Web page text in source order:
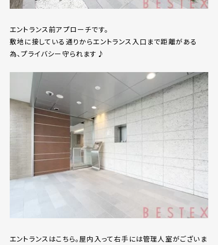
エントランス前アプローチです。
敷地に接している通りからエントランス入口まで距離がある
為、プライバシー守られます♪
エントランスはこちら。屋内入って右手には管理人室がございま